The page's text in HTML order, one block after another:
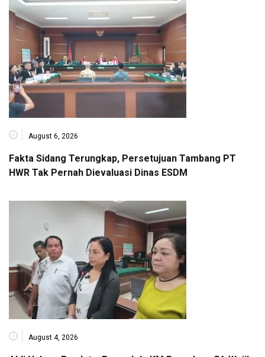
August 6, 2026
Fakta Sidang Terungkap, Persetujuan Tambang PT
HWR Tak Pernah Dievaluasi Dinas ESDM
August 4, 2026